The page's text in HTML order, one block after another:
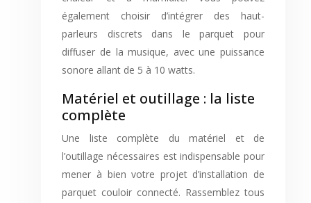
également choisir d’intégrer des haut-
parleurs discrets dans le parquet pour
diffuser de la musique, avec une puissance
sonore allant de 5 à 10 watts.
Matériel et outillage : la liste
complète
Une liste complète du matériel et de
l’outillage nécessaires est indispensable pour
mener à bien votre projet d’installation de
parquet couloir connecté. Rassemblez tous